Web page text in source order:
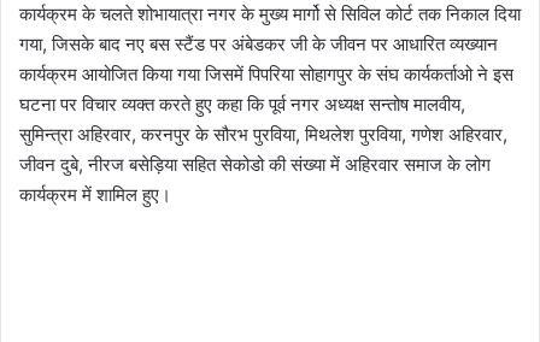
कार्यक्रम के चलते शोभायात्रा नगर के मुख्य मार्गो से सिविल कोर्ट तक निकाल दिया
गया, जिसके बाद नए बस स्टैंड पर अंबेडकर जी के जीवन पर आधारित व्यख्यान
कार्यक्रम आयोजित किया गया जिसमें पिपरिया सोहागपुर के संघ कार्यकर्ताओ ने इस
घटना पर विचार व्यक्त करते हुए कहा कि पूर्व नगर अध्यक्ष सन्तोष मालवीय,
सुमिन्त्रा अहिरवार, करनपुर के सौरभ पुरविया, मिथलेश पुरविया, गणेश अहिरवार,
जीवन दुबे, नीरज बसेड़िया सहित सेकोडो की संख्या में अहिरवार समाज के लोग
कार्यक्रम में शामिल हुए।